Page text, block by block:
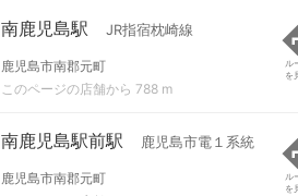
南鹿児島駅 JR指宿枕崎線
鹿児島市南郡元町
このページの店舗から 788 m
ル
を
南鹿児島駅前駅 鹿児島市電１系統
鹿児島市南郡元町
ル
を